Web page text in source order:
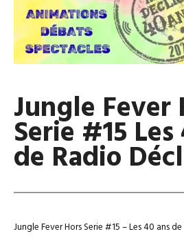
Jungle Fever
Serie #15
de Radio
Jungle Fever Hors Serie #15 – Les 40 ans